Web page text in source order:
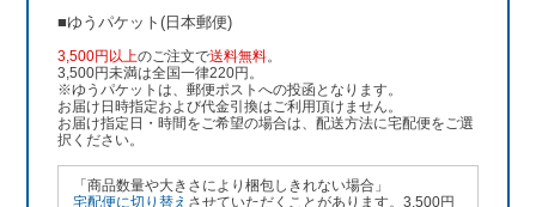
■ゆうパケット(日本郵便)
3,500円以上のご注文で送料無料。
3,500円未満は全国一律220円。
※ゆうパケットは、郵便ポストへの投函となります。
お届け日時指定および代金引換はご利用頂けません。
お届け指定日・時間をご希望の場合は、配送方法に宅配便をご選
択ください。
「商品数量や大きさにより梱包しきれない場合」
宅配便に切り替え させていただくことがあります。3,500円